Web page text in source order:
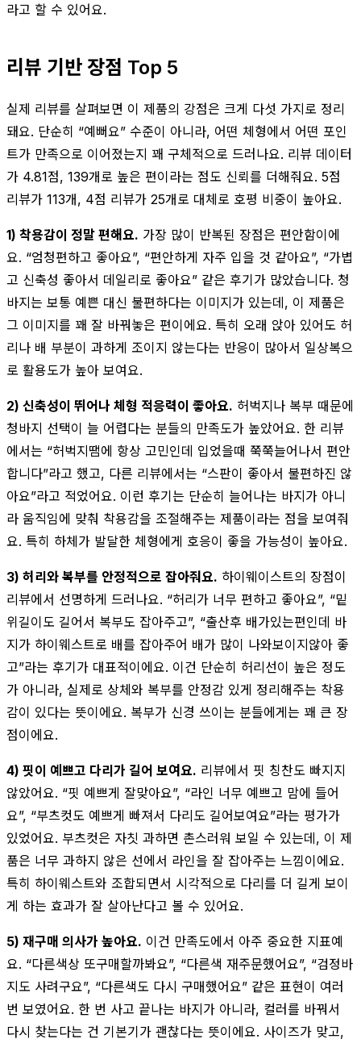
라고 할 수 있어요.
리뷰 기반 장점 Top 5
실제 리뷰를 살펴보면 이 제품의 강점은 크게 다섯 가지로 정리
돼요. 단순히 “예뻐요” 수준이 아니라, 어떤 체형에서 어떤 포인
트가 만족으로 이어졌는지 꽤 구체적으로 드러나요. 리뷰 데이터
가 4.81점, 139개로 높은 편이라는 점도 신뢰를 더해줘요. 5점
리뷰가 113개, 4점 리뷰가 25개로 대체로 호평 비중이 높아요.
1) 착용감이 정말 편해요. 가장 많이 반복된 장점은 편안함이에
요. “엄청편하고 좋아요”, “편안하게 자주 입을 것 같아요”, “가볍
고 신축성 좋아서 데일리로 좋아요” 같은 후기가 많았습니다. 청
바지는 보통 예쁜 대신 불편하다는 이미지가 있는데, 이 제품은
그 이미지를 꽤 잘 바꿔놓은 편이에요. 특히 오래 앉아 있어도 허
리나 배 부분이 과하게 조이지 않는다는 반응이 많아서 일상복으
로 활용도가 높아 보여요.
2) 신축성이 뛰어나 체형 적응력이 좋아요. 허벅지나 복부 때문에
청바지 선택이 늘 어렵다는 분들의 만족도가 높았어요. 한 리뷰
에서는 “허벅지땜에 항상 고민인데 입었을때 쭉쭉늘어나서 편안
합니다”라고 했고, 다른 리뷰에서는 “스판이 좋아서 불편하진 않
아요”라고 적었어요. 이런 후기는 단순히 늘어나는 바지가 아니
라 움직임에 맞춰 착용감을 조절해주는 제품이라는 점을 보여줘
요. 특히 하체가 발달한 체형에게 호응이 좋을 가능성이 높아요.
3) 허리와 복부를 안정적으로 잡아줘요. 하이웨이스트의 장점이
리뷰에서 선명하게 드러나요. “허리가 너무 편하고 좋아요”, “밑
위길이도 길어서 복부도 잡아주고”, “출산후 배가있는편인데 바
지가 하이웨스트로 배를 잡아주어 배가 많이 나와보이지않아 좋
고”라는 후기가 대표적이에요. 이건 단순히 허리선이 높은 정도
가 아니라, 실제로 상체와 복부를 안정감 있게 정리해주는 착용
감이 있다는 뜻이에요. 복부가 신경 쓰이는 분들에게는 꽤 큰 장
점이에요.
4) 핏이 예쁘고 다리가 길어 보여요. 리뷰에서 핏 칭찬도 빠지지
않았어요. “핏 예쁘게 잘맞아요”, “라인 너무 예쁘고 맘에 들어
요”, “부츠컷도 예쁘게 빠져서 다리도 길어보여요”라는 평가가
있었어요. 부츠컷은 자칫 과하면 촌스러워 보일 수 있는데, 이 제
품은 너무 과하지 않은 선에서 라인을 잘 잡아주는 느낌이에요.
특히 하이웨스트와 조합되면서 시각적으로 다리를 더 길게 보이
게 하는 효과가 잘 살아난다고 볼 수 있어요.
5) 재구매 의사가 높아요. 이건 만족도에서 아주 중요한 지표예
요. “다른색상 또구매할까봐요”, “다른색 재주문했어요”, “검정바
지도 사려구요”, “다른색도 다시 구매했어요” 같은 표현이 여러
번 보였어요. 한 번 사고 끝나는 바지가 아니라, 컬러를 바꿔서
다시 찾는다는 건 기본기가 괜찮다는 뜻이에요. 사이즈가 맞고,